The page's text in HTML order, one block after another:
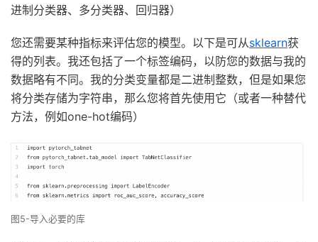
进制分类器、多分类器、回归器）
您还需要某种指标来评估您的模型。以下是可从sklearn获
得的列表。我还包括了一个标签编码，以防您的数据与我的
数据略有不同。我的分类变量都是二进制整数，但是如果您
将分类存储为字符串，那么您将首先使用它（或者一种替代
方法，例如one-hot编码）
图5-导入必要的库